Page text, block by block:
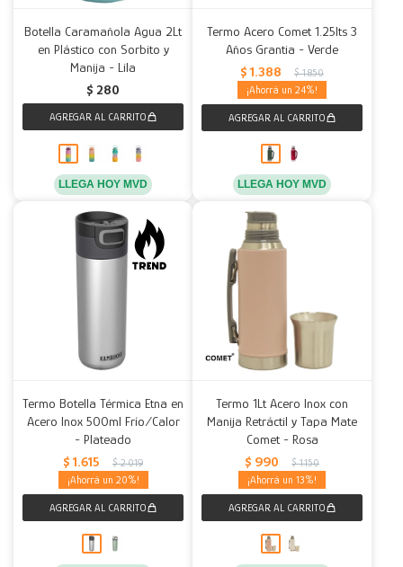
Botella Caramañola Agua 2Lt
en Plástico con Sorbito y
Manija - Lila
$ 280
LLEGA HOY MVD
Termo Acero Comet 1.25lts 3
Años Grantia - Verde
$ 1.388 $ 1.850
24
LLEGA HOY MVD
Termo Botella Térmica Etna en
Acero Inox 500ml Frío/Calor
- Plateado
$ 1.615 $ 2.019
20
Termo 1Lt Acero Inox con
Manija Retráctil y Tapa Mate
Comet - Rosa
$ 990 $ 1.150
13